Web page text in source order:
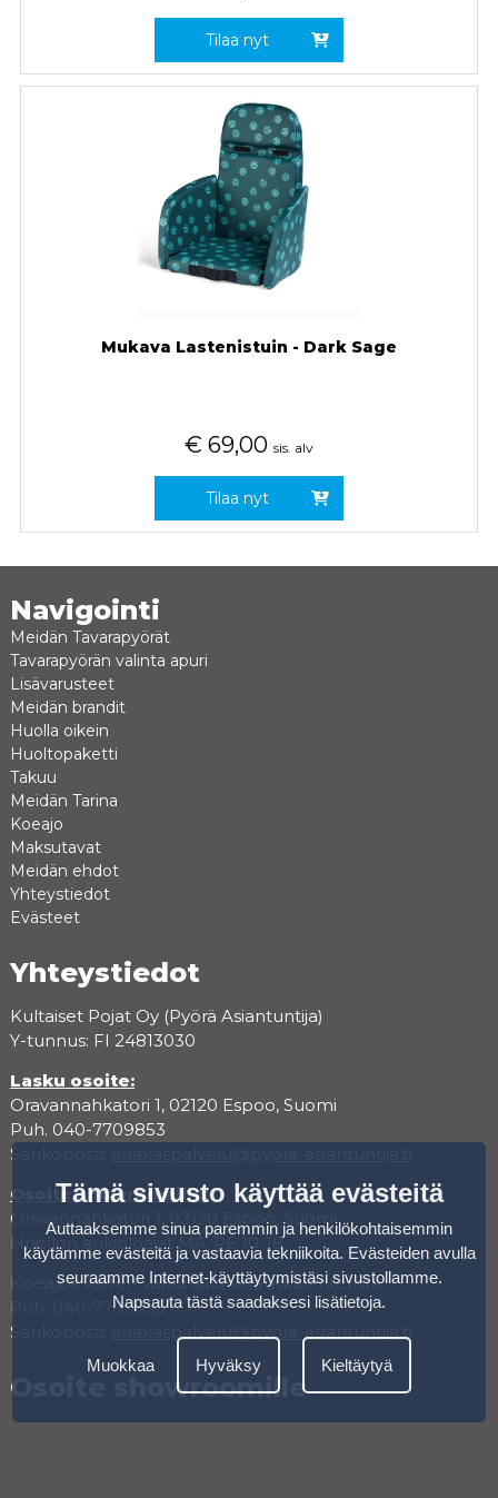
Tilaa nyt
Mukava Lastenistuin - Dark Sage
€ 69,00 sis. alv
Tilaa nyt
Navigointi
Meidän Tavarapyörät
Tavarapyörän valinta apuri
Lisävarusteet
Meidän brandit
Huolla oikein
Huoltopaketti
Takuu
Meidän Tarina
Koeajo
Maksutavat
Meidän ehdot
Yhteystiedot
Evästeet
Yhteystiedot
Kultaiset Pojat Oy (Pyörä Asiantuntija)
Y-tunnus: FI 24813030
Lasku osoite:
Oravannahkatori 1, 02120 Espoo, Suomi
Puh. 040-7709853
Sähköposti:
Osoite showroomille:
Oravannahkatori 1, 02120 Espoo, Suomi
Huollon aukioloajat MA-PE 10-18
Koeajoa varten varaa aika varauskalenterista.
Puh. 040-7709853
Sähköposti:
Osoite showroomille
Tämä sivusto käyttää evästeitä
Auttaaksemme sinua paremmin ja henkilökohtaisemmin
käytämme evästeitä ja vastaavia tekniikoita. Evästeiden avulla
seuraamme Internet-käyttäytymistäsi sivustollamme.
Napsauta tästä saadaksesi lisätietoja.
Muokkaa Hyväksy Kieltäytyä